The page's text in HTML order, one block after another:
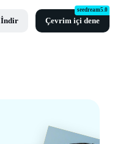
İndir Çevrim içi dene
seedream5.0